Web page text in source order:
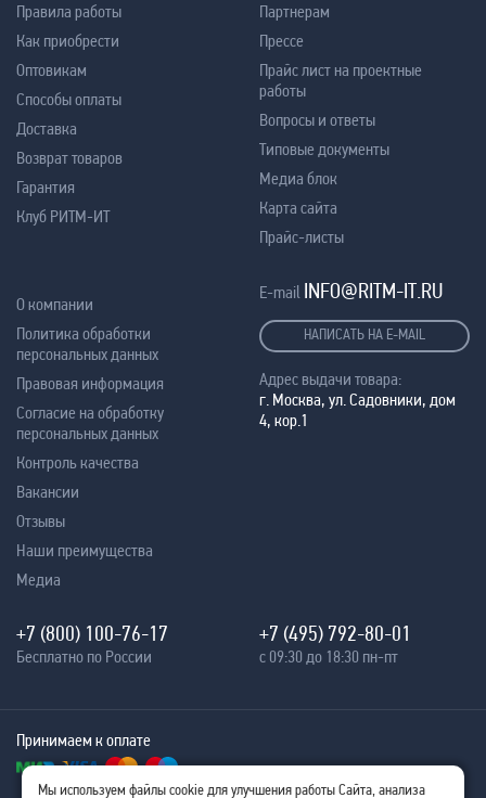
Правила работы
Как приобрести
Оптовикам
Способы оплаты
Доставка
Возврат товаров
Гарантия
Клуб РИТМ-ИТ
Партнерам
Прессе
Прайс лист на проектные
работы
Вопросы и ответы
Типовые документы
Медиа блок
Карта сайта
Прайс-листы
О компании
Политика обработки
персональных данных
Правовая информация
Согласие на обработку
персональных данных
Контроль качества
Вакансии
Отзывы
Наши преимущества
Медиа
E-mail INFO@RITM-IT.RU
НАПИСАТЬ НА E-MAIL
Адрес выдачи товара:
г. Москва, ул. Садовники, дом
4, кор.1
+7 (800) 100-76-17
Бесплатно по России
+7 (495) 792-80-01
с 09:30 до 18:30 пн-пт
Принимаем к оплате
Мы используем файлы cookie для улучшения работы Сайта, анализа